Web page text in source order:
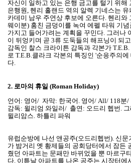
자신이 일하고 있는 은행 금고를 털기 위해
은행원, 헨리 홀랜드 역의 알렉 기네스는
카데미 남우 주연상 후보에 오른다. 헨리와
웨이분) 훔친 금덩이를 녹여 에펠 타워 기
가지고 들어가려는 계획을 꾸민다. 그러나
이 뒤엉키며 곧 3류 도둑들의 해프닝이 되
감독인 찰스 크라이튼 감독과 각본가
로 T.E.B.클라크 각본의 특징인 '순응주의
다.
2. 로마의 휴일 (Roman Holiday)
언어: 영어/ 자막: 한국어. 영어/ All/ 118분/
감독: 윌리엄 와일러/ 출연: 오드리 헵번.
윌리암스. 하틀리 파워
유럽순방에 나선 앤공주(오드리헵번). 신
가 밤거리 옛 황제들의 공회당터에서 잠든
줬던 아파트는 문패만 바뀌었을 뿐 마르구
다. 이튿날 아파트를 나온 공주는 시장터에